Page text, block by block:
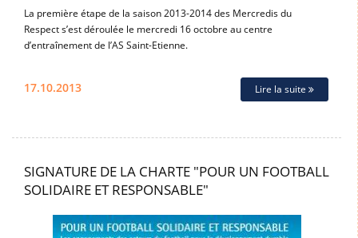
La première étape de la saison 2013-2014 des Mercredis du
Respect s’est déroulée le mercredi 16 octobre au centre
d’entraînement de l’AS Saint-Etienne.
17.10.2013 Lire la suite
SIGNATURE DE LA CHARTE "POUR UN FOOTBALL
SOLIDAIRE ET RESPONSABLE"